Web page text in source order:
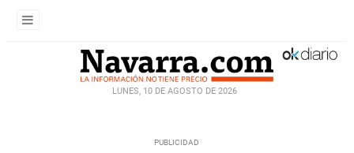
LUNES, 10 DE AGOSTO DE 2026